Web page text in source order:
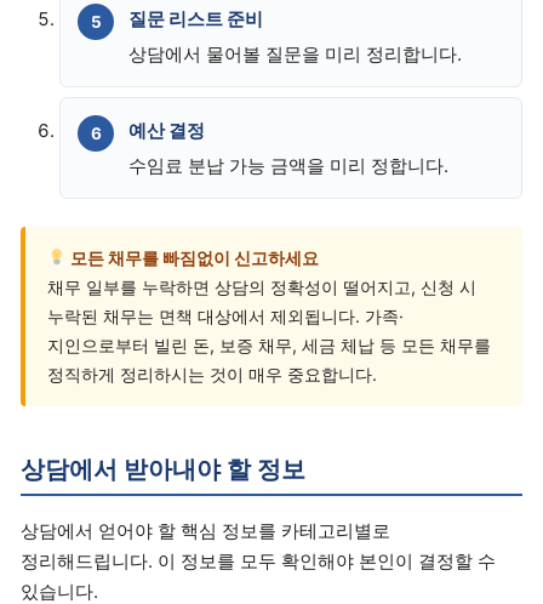
질문 리스트 준비
상담에서 물어볼 질문을 미리 정리합니다.
예산 결정
수임료 분납 가능 금액을 미리 정합니다.
모든 채무를 빠짐없이 신고하세요
채무 일부를 누락하면 상담의 정확성이 떨어지고, 신청 시
누락된 채무는 면책 대상에서 제외됩니다. 가족·
지인으로부터 빌린 돈, 보증 채무, 세금 체납 등 모든 채무를
정직하게 정리하시는 것이 매우 중요합니다.
상담에서 받아내야 할 정보
상담에서 얻어야 할 핵심 정보를 카테고리별로
정리해드립니다. 이 정보를 모두 확인해야 본인이 결정할 수
있습니다.